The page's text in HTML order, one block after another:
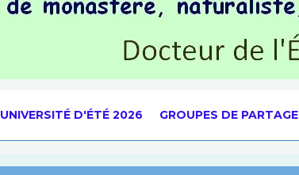
UNIVERSITÉ D'ÉTÉ 2026 GROUPES DE PARTAGE